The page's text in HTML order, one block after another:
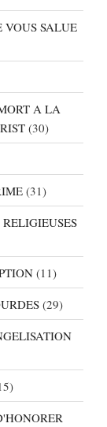
VOUS SALUE
A LA
(30)
(31)
(11)
(29)